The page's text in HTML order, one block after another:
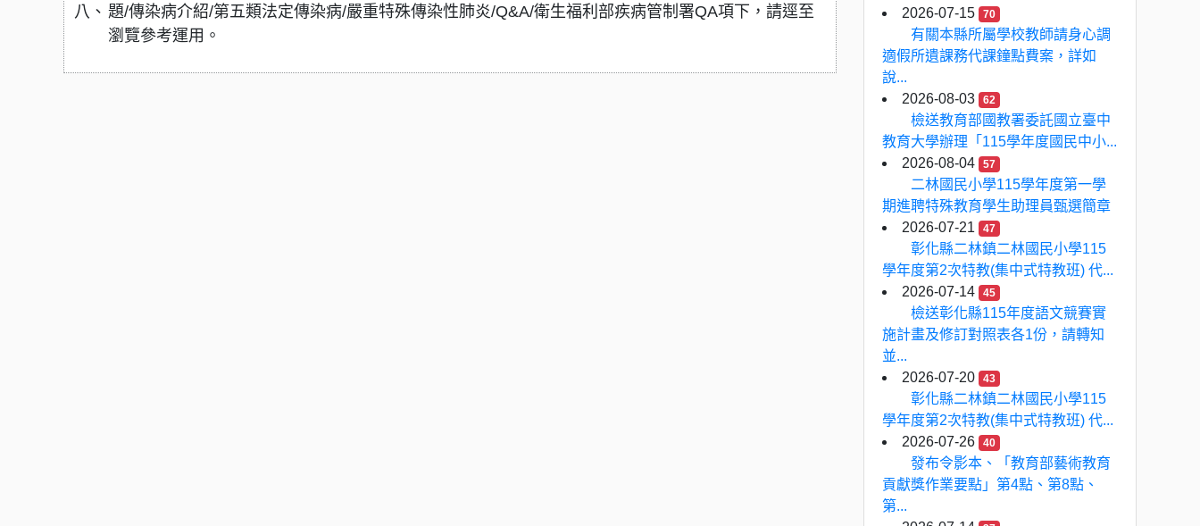
八、 題/傳染病介紹/第五類法定傳染病/嚴重特殊傳染性肺炎/Q&A/衛生福利部疾病管制署QA項下，請逕至
瀏覽參考運用。
2026-07-15
70
有關本縣所屬學校教師請身心調
適假所遺課務代課鐘點費案，詳如
說...
2026-08-03
62
檢送教育部國教署委託國立臺中
教育大學辦理「115學年度國民中小...
2026-08-04
57
二林國民小學115學年度第一學
期進聘特殊教育學生助理員甄選簡章
2026-07-21
47
彰化縣二林鎮二林國民小學115
學年度第2次特教(集中式特教班) 代...
2026-07-14
45
檢送彰化縣115年度語文競賽實
施計畫及修訂對照表各1份，請轉知
並...
2026-07-20
43
彰化縣二林鎮二林國民小學115
學年度第2次特教(集中式特教班) 代...
2026-07-26
40
發布令影本、「教育部藝術教育
貢獻獎作業要點」第4點、第8點、
第...